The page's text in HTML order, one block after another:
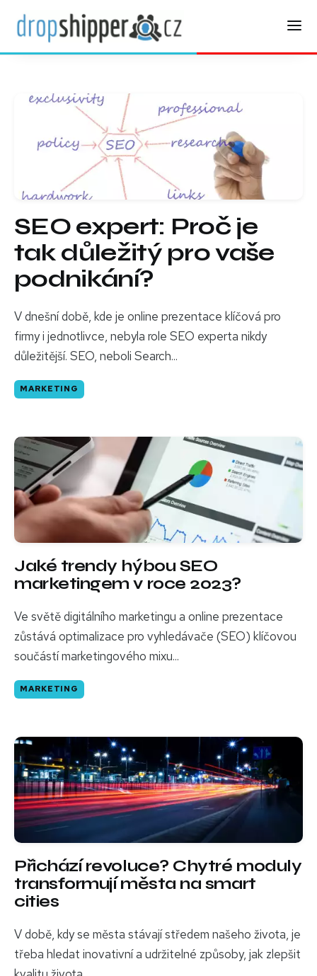
SEO expert: Proč je
tak důležitý pro vaše
podnikání?
V dnešní době, kde je online prezentace klíčová pro
firmy i jednotlivce, nebyla role SEO experta nikdy
důležitější. SEO, neboli Search...
MARKETING
Jaké trendy hýbou SEO
marketingem v roce 2023?
Ve světě digitálního marketingu a online prezentace
zůstává optimalizace pro vyhledávače (SEO) klíčovou
součástí marketingového mixu...
MARKETING
Přichází revoluce? Chytré moduly
transformují města na smart
cities
V době, kdy se města stávají středem našeho života, je
třeba hledat inovativní a udržitelné způsoby, jak zlepšit